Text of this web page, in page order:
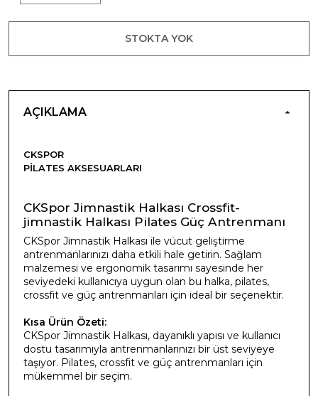
STOKTA YOK
AÇIKLAMA
CKSPOR
PILATES AKSESUARLARI
CKSpor Jimnastik Halkası Crossfit-
jimnastik Halkası Pilates Güç Antrenmanı
CKSpor Jimnastik Halkası ile vücut geliştirme
antrenmanlarınızı daha etkili hale getirin. Sağlam
malzemesi ve ergonomik tasarımı sayesinde her
seviyedeki kullanıcıya uygun olan bu halka, pilates,
crossfit ve güç antrenmanları için ideal bir seçenektir.
Kısa Ürün Özeti:
CKSpor Jimnastik Halkası, dayanıklı yapısı ve kullanıcı
dostu tasarımıyla antrenmanlarınızı bir üst seviyeye
taşıyor. Pilates, crossfit ve güç antrenmanları için
mükemmel bir seçim.